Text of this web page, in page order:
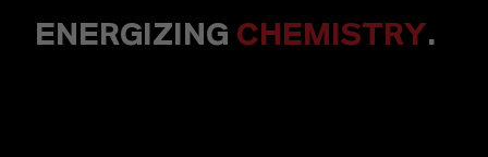
ENERGIZING CHEMISTRY.